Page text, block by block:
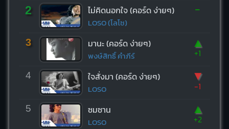
2 ไม่คิดนอกใจ (คอร์ด ง่ายๆ)
LOSO (โลโซ)
-
3 มานะ (คอร์ด ง่ายๆ)
พงษ์สิทธิ์ คำภีร์
▲
+1
4 ใจสั่งมา (คอร์ด ง่ายๆ)
LOSO
▼
-1
5 ซมซาน
LOSO
▲
+2